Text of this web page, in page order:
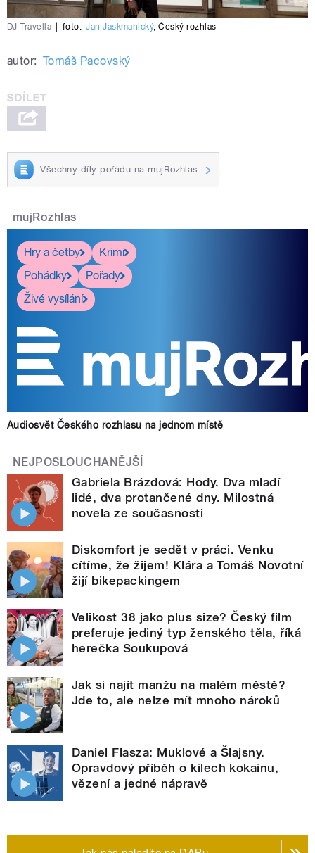
DJ Travella foto: Jan Jaskmanický,Český rozhlas
autor: Tomáš Pacovský
Všechny díly pořadu na mujRozhlas
mujRozhlas
Hry a četby
Krimi
Pohádky
Pořady
Živé vysílání
Audiosvět Českého rozhlasu na jednom místě
NEJPOSLOUCHANĚJŠÍ
Gabriela Brázdová: Hody. Dva mladí
lidé, dva protančené dny. Milostná
novela ze současnosti
Diskomfort je sedět v práci. Venku
cítíme, že žijem! Klára a Tomáš Novotní
žijí bikepackingem
Velikost 38 jako plus size? Český film
preferuje jediný typ ženského těla, říká
herečka Soukupová
Jak si najít manžu na malém městě?
Jde to, ale nelze mít mnoho nároků
Daniel Flasza: Muklové a Šlajsny.
Opravdový příběh o kilech kokainu,
vězení a jedné nápravě